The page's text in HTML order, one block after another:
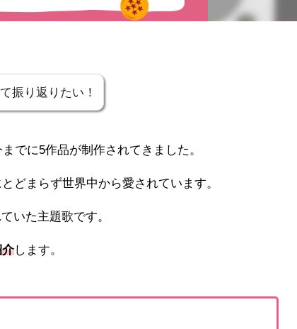
振り返りたい！
でに5作品が制作されてきました。
どまらず世界中から愛されています。
いた主題歌です。
介します。